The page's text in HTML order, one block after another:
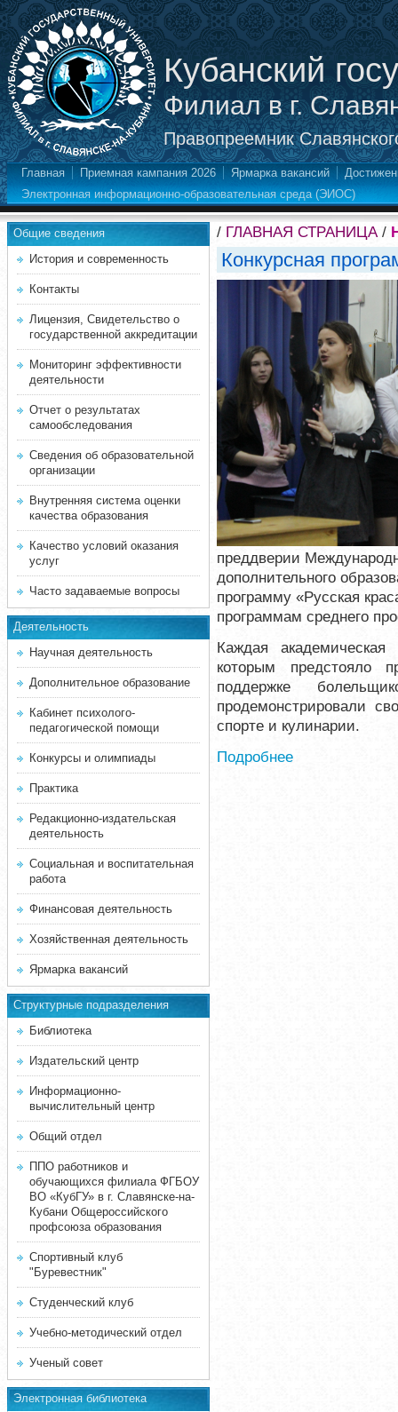
Кубанский
Филиал в г.
Правопреемник
Главная Приемная кампания 2026 Ярмарка вакансий
Электронная информационно-образовательная среда (ЭИОС)
Общие сведения
История и современность
Контакты
Лицензия, Свидетельство о
государственной аккредитации
Мониторинг эффективности
деятельности
Отчет о результатах
самообследования
Сведения об образовательной
организации
Внутренняя система оценки
качества образования
Качество условий оказания
услуг
Часто задаваемые вопросы
Деятельность
Научная деятельность
Дополнительное образование
Кабинет психолого-
педагогической помощи
Конкурсы и олимпиады
Практика
Редакционно-издательская
деятельность
Социальная и воспитательная
работа
Финансовая деятельность
Хозяйственная деятельность
Ярмарка вакансий
Структурные подразделения
Библиотека
Издательский центр
Информационно-
вычислительный центр
Общий отдел
ППО работников и
обучающихся филиала ФГБОУ
ВО «КубГУ» в г. Славянске-на-
Кубани Общероссийского
профсоюза образования
Спортивный клуб
"Буревестник"
Студенческий клуб
Учебно-методический отдел
Ученый совет
Электронная библиотека
/ ГЛАВНАЯ СТРАНИЦА/
Конкурсная
преддверии
дополнительного
программу «Русская
программам среднего
Каждая
которым предстояло
поддержке
продемонстрировали
спорте и кулинарии.
Подробнее